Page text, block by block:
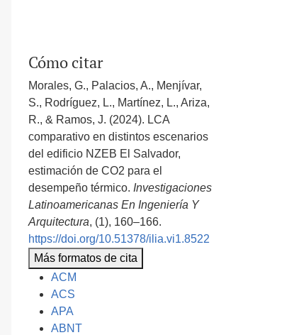
Cómo citar
Morales, G., Palacios, A., Menjívar,
S., Rodríguez, L., Martínez, L., Ariza,
R., & Ramos, J. (2024). LCA
comparativo en distintos escenarios
del edificio NZEB El Salvador,
estimación de CO2 para el
desempeño térmico. Investigaciones
Latinoamericanas En Ingeniería Y
Arquitectura, (1), 160–166.
https://doi.org/10.51378/ilia.vi1.8522
Más formatos de cita
ACM
ACS
APA
ABNT